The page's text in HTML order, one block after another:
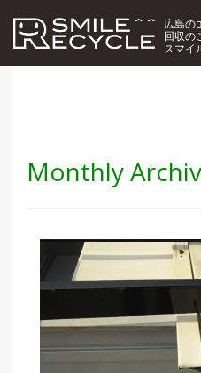
広島の
回収の
スマイ
Monthly